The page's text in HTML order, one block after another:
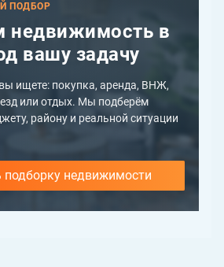
ПОДБОР
недвижимость в
вашу задачу
ищете: покупка, аренда, ВНЖ,
или отдых. Мы подберём
району и реальной ситуации
подборку недвижимости